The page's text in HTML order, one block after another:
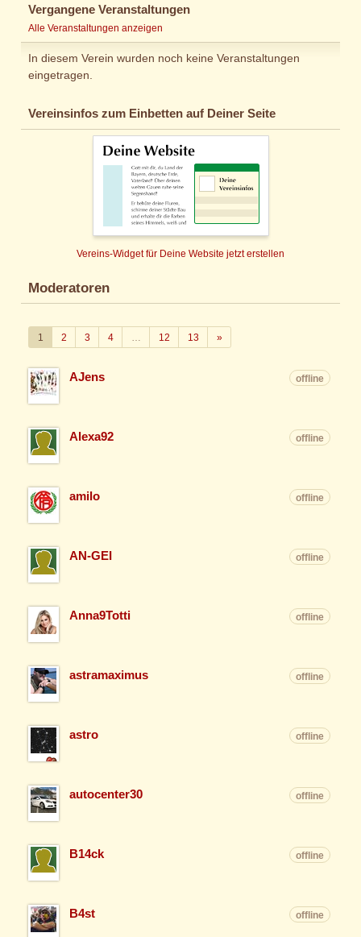
Vergangene Veranstaltungen
Alle Veranstaltungen anzeigen
In diesem Verein wurden noch keine Veranstaltungen
eingetragen.
Vereinsinfos zum Einbetten auf Deiner Seite
Vereins-Widget für Deine Website jetzt erstellen
Moderatoren
1 2 3 4 12 13 »Weiter
AJens offline
Alexa92 offline
amilo offline
AN-GEI offline
Anna9Totti offline
astramaximus offline
astro offline
autocenter30 offline
B14ck offline
B4st offline